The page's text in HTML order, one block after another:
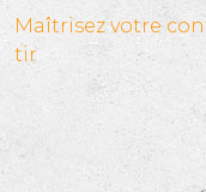
Maîtrisez votre
tir